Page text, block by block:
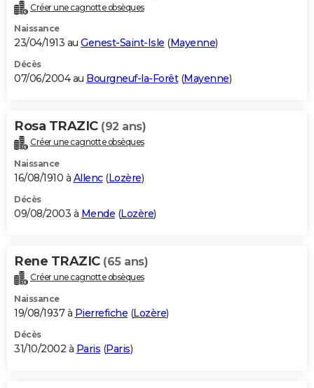
Créer une cagnotte obsèques
Naissance
23/04/1913 au Genest-Saint-Isle (Mayenne)
Décès
07/06/2004 au Bourgneuf-la-Forêt(Mayenne)
Rosa TRAZIC (92 ans)
Créer une cagnotte obsèques
Naissance
16/08/1910 à Allenc(Lozère)
Décès
09/08/2003 à Mende (Lozère)
Rene TRAZIC (65 ans)
Créer une cagnotte obsèques
Naissance
19/08/1937 à Pierrefiche (Lozère)
Décès
31/10/2002 à Paris (Paris)